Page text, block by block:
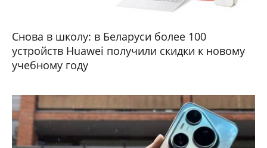
Снова в школу: в Беларуси более 100
устройств Huawei получили скидки к новому
учебному году